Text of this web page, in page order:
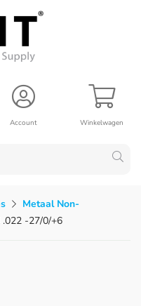
Winkelwagen
Account
Metaal Non-
-27/0/+6